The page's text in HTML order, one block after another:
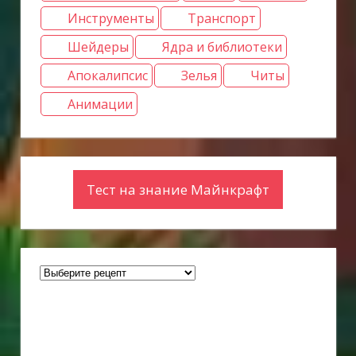
Инструменты
Транспорт
Шейдеры
Ядра и библиотеки
Апокалипсис
Зелья
Читы
Анимации
Тест на знание Майнкрафт